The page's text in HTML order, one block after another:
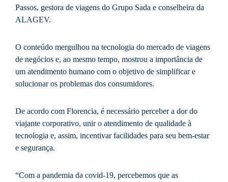
Passos, gestora de viagens do Grupo Sada e conselheira da
ALAGEV.
O conteúdo mergulhou na tecnologia do mercado de viagens
de negócios e, ao mesmo tempo, mostrou a importância de
um atendimento humano com o objetivo de simplificar e
solucionar os problemas dos consumidores.
De acordo com Florencia, é necessário perceber a dor do
viajante corporativo, unir o atendimento de qualidade à
tecnologia e, assim, incentivar facilidades para seu bem-estar
e segurança.
“Com a pandemia da covid-19, percebemos que as